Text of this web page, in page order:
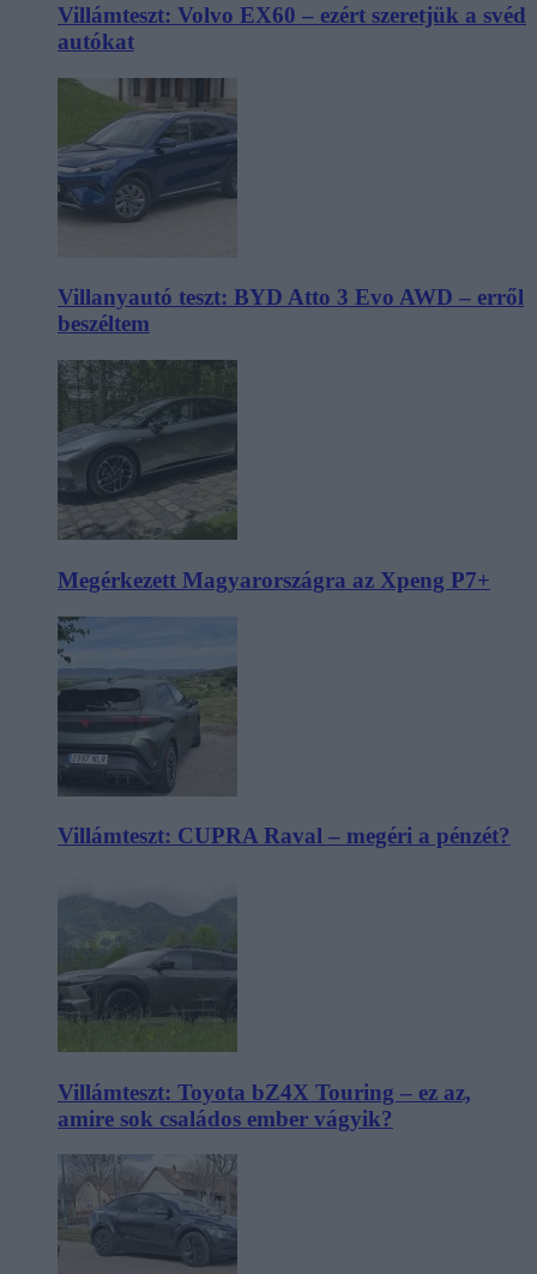
Villámteszt: Volvo EX60 – ezért szeretjük a svéd
autókat
Villanyautó teszt: BYD Atto 3 Evo AWD – erről
beszéltem
Megérkezett Magyarországra az Xpeng P7+
Villámteszt: CUPRA Raval – megéri a pénzét?
Villámteszt: Toyota bZ4X Touring – ez az,
amire sok családos ember vágyik?